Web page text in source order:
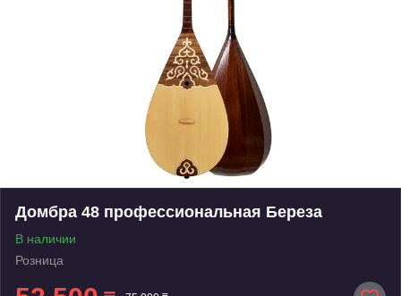
Домбра 48 профессиональная Береза
В наличии
Розница